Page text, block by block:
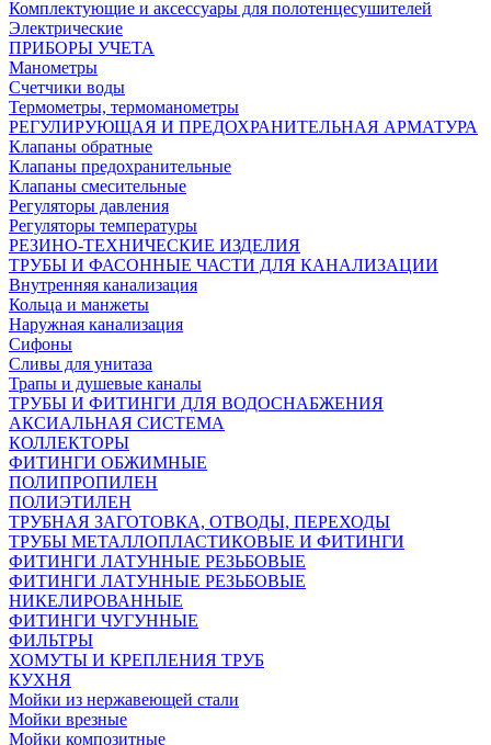
Комплектующие и аксессуары для полотенцесушителей
Электрические
ПРИБОРЫ УЧЕТА
Манометры
Счетчики воды
Термометры, термоманометры
РЕГУЛИРУЮЩАЯ И ПРЕДОХРАНИТЕЛЬНАЯ АРМАТУРА
Клапаны обратные
Клапаны предохранительные
Клапаны смесительные
Регуляторы давления
Регуляторы температуры
РЕЗИНО-ТЕХНИЧЕСКИЕ ИЗДЕЛИЯ
ТРУБЫ И ФАСОННЫЕ ЧАСТИ ДЛЯ КАНАЛИЗАЦИИ
Внутренняя канализация
Кольца и манжеты
Наружная канализация
Сифоны
Сливы для унитаза
Трапы и душевые каналы
ТРУБЫ И ФИТИНГИ ДЛЯ ВОДОСНАБЖЕНИЯ
АКСИАЛЬНАЯ СИСТЕМА
КОЛЛЕКТОРЫ
ФИТИНГИ ОБЖИМНЫЕ
ПОЛИПРОПИЛЕН
ПОЛИЭТИЛЕН
ТРУБНАЯ ЗАГОТОВКА, ОТВОДЫ, ПЕРЕХОДЫ
ТРУБЫ МЕТАЛЛОПЛАСТИКОВЫЕ И ФИТИНГИ
ФИТИНГИ ЛАТУННЫЕ РЕЗЬБОВЫЕ
ФИТИНГИ ЛАТУННЫЕ РЕЗЬБОВЫЕ
НИКЕЛИРОВАННЫЕ
ФИТИНГИ ЧУГУННЫЕ
ФИЛЬТРЫ
ХОМУТЫ И КРЕПЛЕНИЯ ТРУБ
КУХНЯ
Мойки из нержавеющей стали
Мойки врезные
Мойки композитные